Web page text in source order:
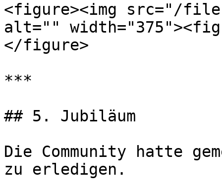
<figure><img src="/files/
alt=""
</figure>
***
## 5. Jubiläum
Die Community hatte
zu erledigen.